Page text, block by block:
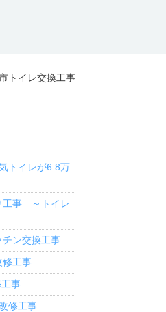
トイレ交換工事
トイレが6.8万
事 ～トイレ
ン交換工事
工事
事
修工事